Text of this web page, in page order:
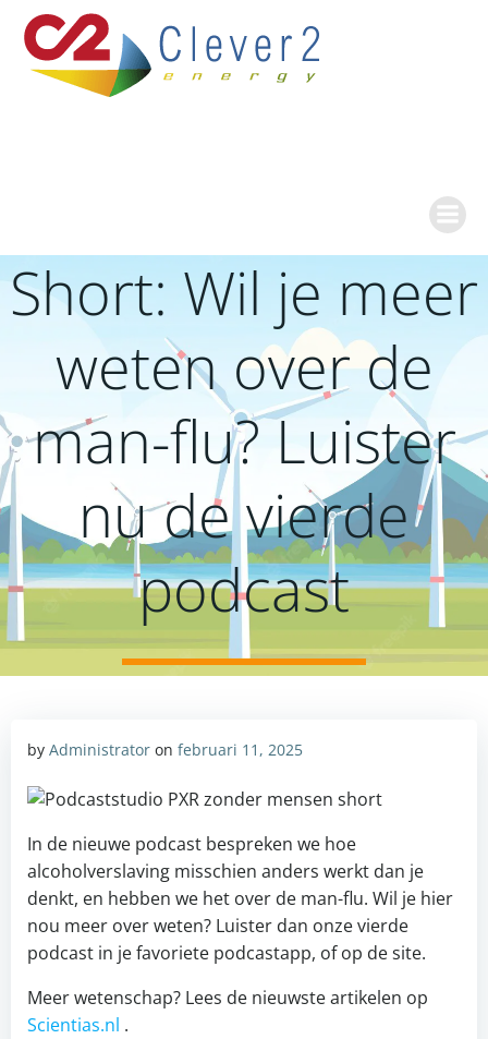
naar
de
inhoud
Short: Wil je meer
weten over de
man-flu? Luister
nu de vierde
podcast
by Administrator on februari 11, 2025
In de nieuwe podcast bespreken we hoe
alcoholverslaving misschien anders werkt dan je
denkt, en hebben we het over de man-flu. Wil je hier
nou meer over weten? Luister dan onze vierde
podcast in je favoriete podcastapp, of op de site.
Meer wetenschap? Lees de nieuwste artikelen op
Scientias.nl .